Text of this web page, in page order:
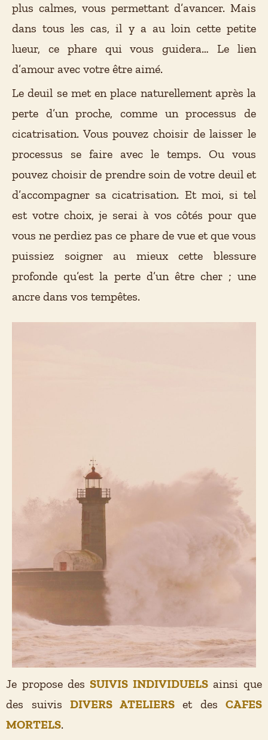
plus calmes, vous permettant d’avancer. Mais
dans tous les cas, il y a au loin cette petite
lueur, ce phare qui vous guidera… Le lien
d’amour avec votre être aimé.
Le deuil se met en place naturellement après la
perte d’un proche, comme un processus de
cicatrisation. Vous pouvez choisir de laisser le
processus se faire avec le temps. Ou vous
pouvez choisir de prendre soin de votre deuil et
d’accompagner sa cicatrisation. Et moi, si tel
est votre choix, je serai à vos côtés pour que
vous ne perdiez pas ce phare de vue et que vous
puissiez soigner au mieux cette blessure
profonde qu’est la perte d’un être cher ; une
ancre dans vos tempêtes.
Je proposedes SUIVIS INDIVIDUELSainsi que
des suivis DIVERS ATELIERSet des CAFES
MORTELS.